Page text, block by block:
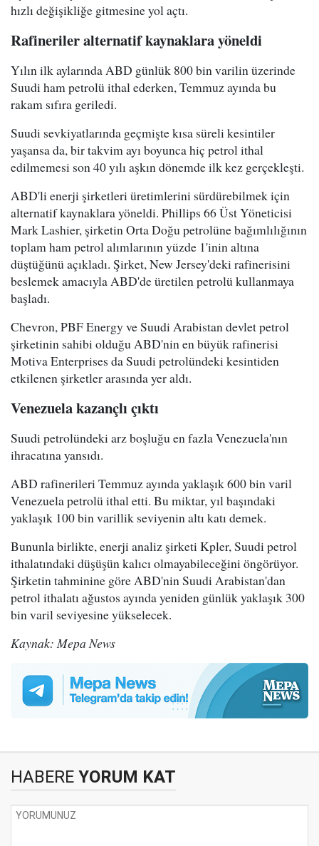
hızlı değişikliğe gitmesine yol açtı.
Rafineriler alternatif kaynaklara yöneldi
Yılın ilk aylarında ABD günlük 800 bin varilin üzerinde
Suudi ham petrolü ithal ederken, Temmuz ayında bu
rakam sıfıra geriledi.
Suudi sevkiyatlarında geçmişte kısa süreli kesintiler
yaşansa da, bir takvim ayı boyunca hiç petrol ithal
edilmemesi son 40 yılı aşkın dönemde ilk kez gerçekleşti.
ABD'li enerji şirketleri üretimlerini sürdürebilmek için
alternatif kaynaklara yöneldi. Phillips 66 Üst Yöneticisi
Mark Lashier, şirketin Orta Doğu petrolüne bağımlılığının
toplam ham petrol alımlarının yüzde 1'inin altına
düştüğünü açıkladı. Şirket, New Jersey'deki rafinerisini
beslemek amacıyla ABD'de üretilen petrolü kullanmaya
başladı.
Chevron, PBF Energy ve Suudi Arabistan devlet petrol
şirketinin sahibi olduğu ABD'nin en büyük rafinerisi
Motiva Enterprises da Suudi petrolündeki kesintiden
etkilenen şirketler arasında yer aldı.
Venezuela kazançlı çıktı
Suudi petrolündeki arz boşluğu en fazla Venezuela'nın
ihracatına yansıdı.
ABD rafinerileri Temmuz ayında yaklaşık 600 bin varil
Venezuela petrolü ithal etti. Bu miktar, yıl başındaki
yaklaşık 100 bin varillik seviyenin altı katı demek.
Bununla birlikte, enerji analiz şirketi Kpler, Suudi petrol
ithalatındaki düşüşün kalıcı olmayabileceğini öngörüyor.
Şirketin tahminine göre ABD'nin Suudi Arabistan'dan
petrol ithalatı ağustos ayında yeniden günlük yaklaşık 300
bin varil seviyesine yükselecek.
Kaynak: Mepa News
HABERE YORUM KAT